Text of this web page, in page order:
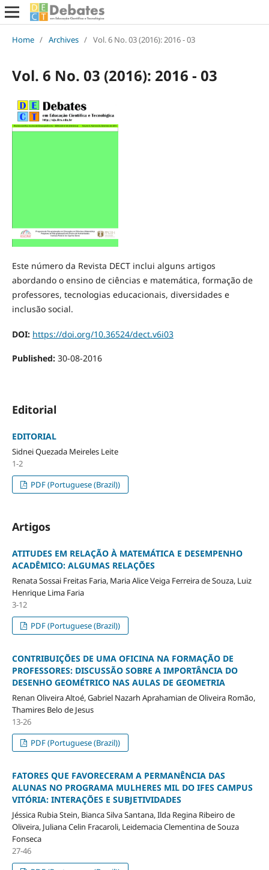
Home / Archives / Vol. 6 No. 03 (2016): 2016 - 03
Vol. 6 No. 03 (2016): 2016 - 03
Este número da Revista DECT inclui alguns artigos
abordando o ensino de ciências e matemática, formação de
professores, tecnologias educacionais, diversidades e
inclusão social.
DOI: https://doi.org/10.36524/dect.v6i03
Published: 30-08-2016
Editorial
EDITORIAL
Sidnei Quezada Meireles Leite
1-2
PDF (Portuguese (Brazil))
Artigos
ATITUDES EM RELAÇÃO À MATEMÁTICA E DESEMPENHO
ACADÊMICO: ALGUMAS RELAÇÕES
Renata Sossai Freitas Faria, Maria Alice Veiga Ferreira de Souza, Luiz
Henrique Lima Faria
3-12
PDF (Portuguese (Brazil))
CONTRIBUIÇÕES DE UMA OFICINA NA FORMAÇÃO DE
PROFESSORES: DISCUSSÃO SOBRE A IMPORTÂNCIA DO
DESENHO GEOMÉTRICO NAS AULAS DE GEOMETRIA
Renan Oliveira Altoé, Gabriel Nazarh Aprahamian de Oliveira Romão,
Thamires Belo de Jesus
13-26
PDF (Portuguese (Brazil))
FATORES QUE FAVORECERAM A PERMANÊNCIA DAS
ALUNAS NO PROGRAMA MULHERES MIL DO IFES CAMPUS
VITÓRIA: INTERAÇÕES E SUBJETIVIDADES
Jéssica Rubia Stein, Bianca Silva Santana, Ilda Regina Ribeiro de
Oliveira, Juliana Celin Fracaroli, Leidemacia Clementina de Souza
Fonseca
27-46